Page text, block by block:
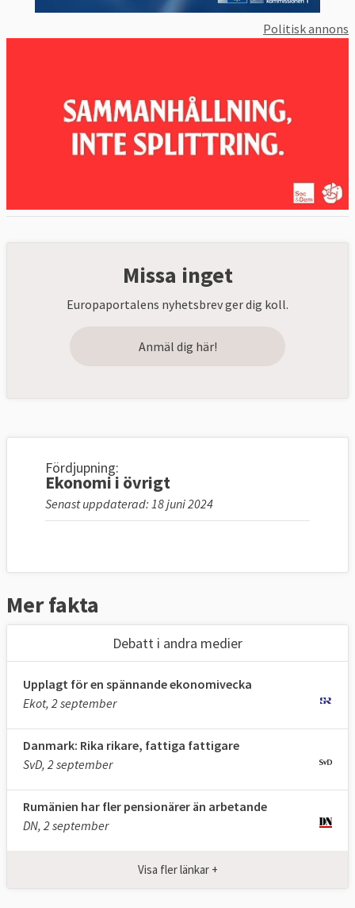
Politisk annons
Missa inget
Europaportalens nyhetsbrev ger dig koll.
Anmäl dig här!
Fördjupning:
Ekonomi i övrigt
Senast uppdaterad: 18 juni 2024
Mer fakta
Debatt i andra medier
Upplagt för en spännande ekonomivecka
Ekot, 2 september
Danmark: Rika rikare, fattiga fattigare
SvD, 2 september
Rumänien har fler pensionärer än arbetande
DN, 2 september
Visa fler länkar +